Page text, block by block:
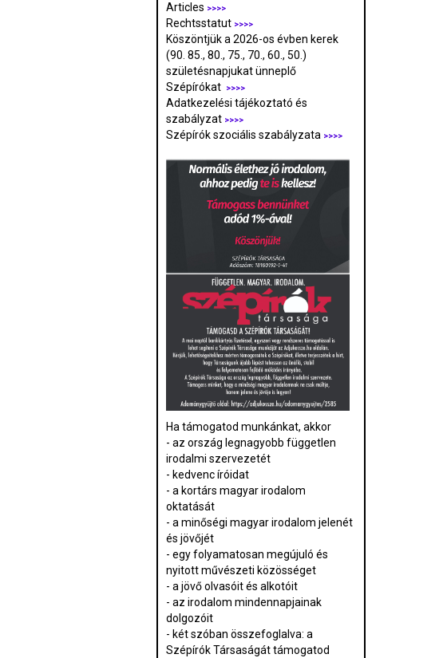
Articles >>>>
Rechtsstatut >>>>
Köszöntjük a 2026-os évben kerek
(90. 85., 80., 75., 70., 60., 50.)
születésnapjukat ünneplő
Szépírókat
>>>>
Adatkezelési tájékoztató és
szabályzat >>>>
Szépírók szociális szabályzata >>>>
Ha támogatod munkánkat, akkor
- az ország legnagyobb független
irodalmi szervezetét
- kedvenc íróidat
- a kortárs magyar irodalom
oktatását
- a minőségi magyar irodalom jelenét
és jövőjét
- egy folyamatosan megújuló és
nyitott művészeti közösséget
- a jövő olvasóit és alkotóit
- az irodalom mindennapjainak
dolgozóit
- két szóban összefoglalva: a
Szépírók Társaságát támogatod